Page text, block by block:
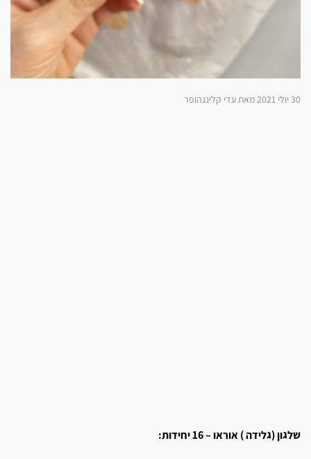
30 יולי 2021 מאת עדי קלינגהופר
שלגון (גלידה ) אוראו – 16 יחידות: